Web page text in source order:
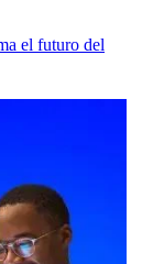
el futuro del